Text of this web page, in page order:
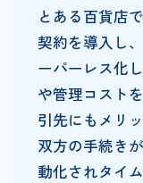
とある百貨店
契約を導入し
ーパーレス化
や管理コスト
引先にもメリ
双方の手続き
動化されタイ